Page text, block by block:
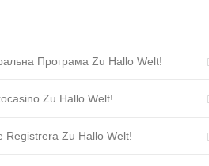
Програма Zu Hallo Welt!
Zu Hallo Welt!
Registrera Zu Hallo Welt!